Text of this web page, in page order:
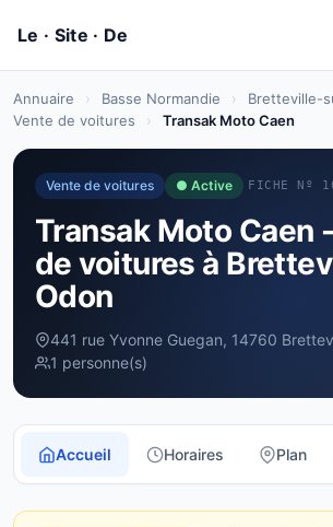
Annuaire › Basse Normandie › Bretteville-
Vente de voitures
› Transak Moto Caen
Vente de voitures ● Active FICHE Nº
Transak Moto Caen
de voitures à
Odon
441 rue Yvonne Guegan, 14760
1 personne(s)
Accueil Horaires Plan